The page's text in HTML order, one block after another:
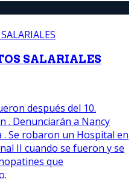
SALARIALES